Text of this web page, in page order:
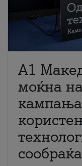
A1
моќна
кампања